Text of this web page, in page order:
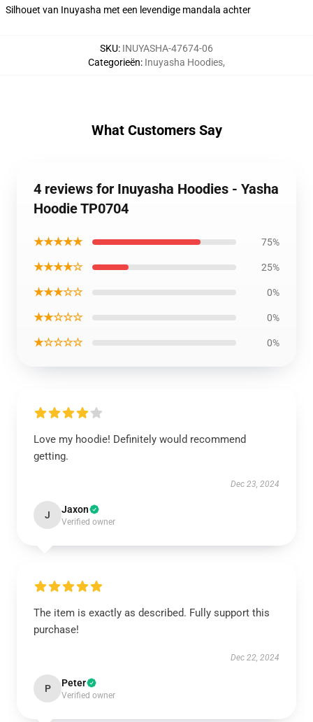
Silhouet van Inuyasha met een levendige mandala achter
SKU: INUYASHA-47674-06
Categorieën: Inuyasha Hoodies,
What Customers Say
4 reviews for Inuyasha Hoodies - Yasha
Hoodie TP0704
★★★★★ 75%
★★★★☆ 25%
★★★☆☆ 0%
★★☆☆☆ 0%
★☆☆☆☆ 0%
Love my hoodie! Definitely would recommend
getting.
Dec 23, 2024
J Jaxon
Verified owner
The item is exactly as described. Fully support this
purchase!
Dec 22, 2024
P Peter
Verified owner